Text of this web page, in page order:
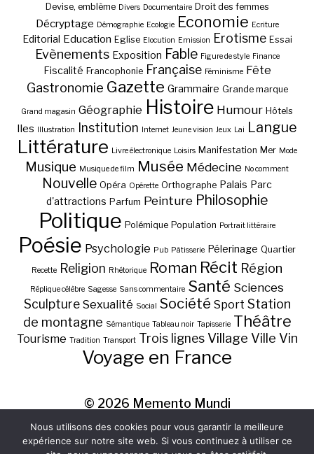
Devise, emblème Divers Documentaire Droit des femmes
Décryptage Démographie Ecologie Economie Ecriture
Editorial Education Eglise Elocution Emission Erotisme Essai
Evènements Exposition Fable Figure de style Finance
Fiscalité Francophonie Française Féminisme Fête
Gastronomie Gazette Grammaire Grande marque
Grand magasin Géographie Histoire Humour Hôtels
Iles Illustration Institution Internet Jeune vision Jeux Lai Langue
Littérature Livre électronique Loisirs Manifestation Mer Mode
Musique Musique de film Musée Médecine No comment
Nouvelle Opéra Opérette Orthographe Palais Parc
d'attractions Parfum Peinture Philosophie
Politique Polémique Population Portrait littéraire
Poésie Psychologie Pub Pâtisserie Pélerinage Quartier
Recette Religion Rhétorique Roman Récit Région
Réplique célèbre Sagesse Sans commentaire Santé Sciences
Sculpture Sexualité Social Société Sport Station
de montagne Sémantique Tableau noir Tapisserie Théâtre
Tourisme Tradition Transport Trois lignes Village Ville Vin
Voyage en France
© 2026 Memento Mundi
Nous utilisons des cookies pour vous garantir la meilleure
expérience sur notre site web. Si vous continuez à utiliser ce